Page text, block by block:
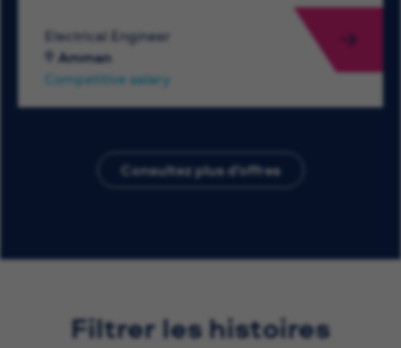
Electrical Engineer
Amman
Competitive salary
Consultez plus d’offres
Filtrer les histoires